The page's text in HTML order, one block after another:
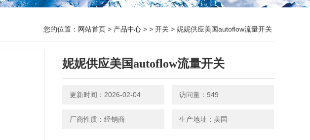
您的位置： 网站首页 > 产品中心 > > 开关 > 妮妮供应美国autoflow流量开关
妮妮供应美国autoflow流量开关
更新时间：2026-02-04 访问量：949
厂商性质：经销商 生产地址：美国